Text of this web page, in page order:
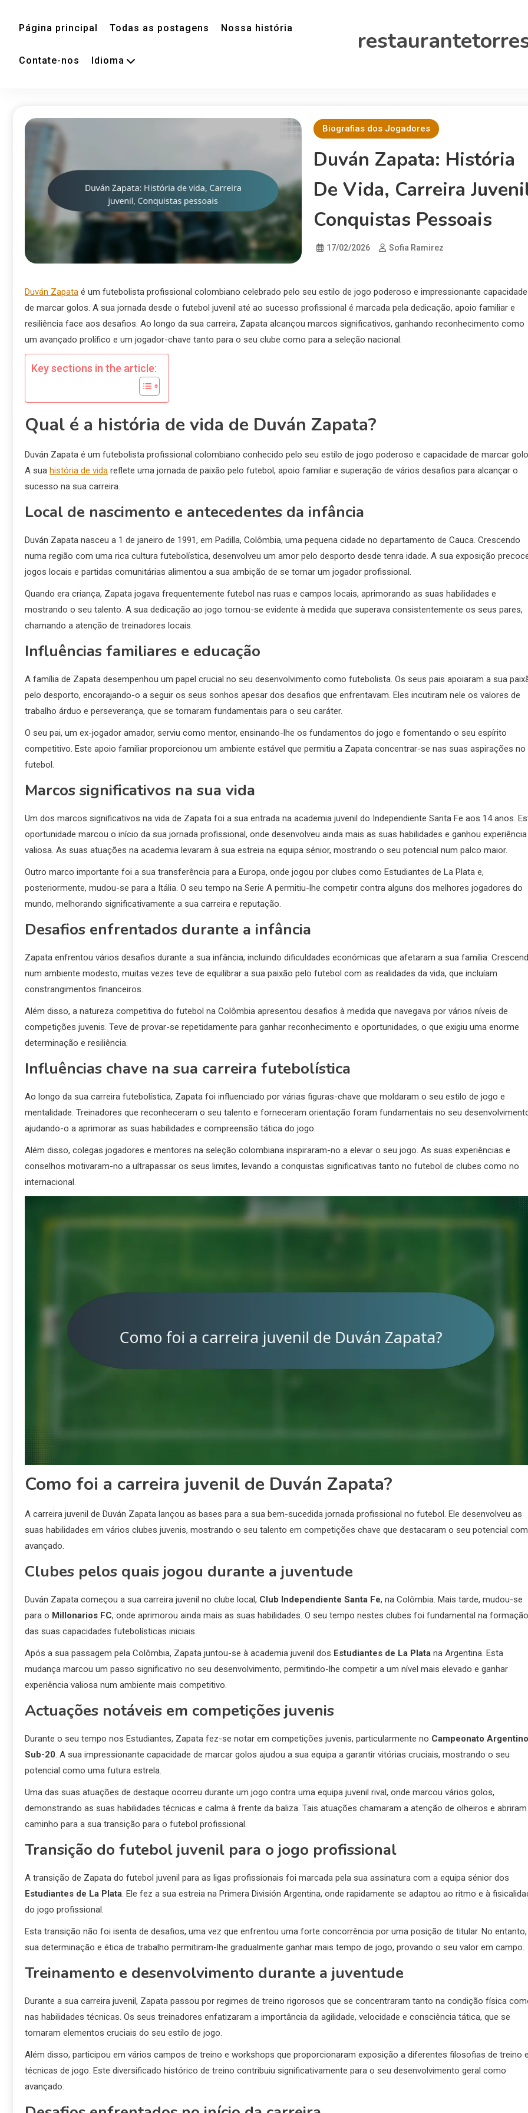
Página principal Todas as postagens Nossa história
Contate-nos Idioma
Biografias dos Jogadores
Duván Zapata: História
De Vida, Carreira
Conquistas Pessoais
17/02/2026 Sofia Ramirez
Duván Zapata é um futebolista profissional colombiano celebrado pelo seu estilo de jogo poderoso e impressionante capacidade
de marcar golos. A sua jornada desde o futebol juvenil até ao sucesso profissional é marcada pela dedicação, apoio familiar e
resiliência face aos desafios. Ao longo da sua carreira, Zapata alcançou marcos significativos, ganhando reconhecimento como
um avançado prolífico e um jogador-chave tanto para o seu clube como para a seleção nacional.
Key sections in the article:
Qual é a história de vida de Duván Zapata?
Duván Zapata é um futebolista profissional colombiano conhecido pelo seu estilo de jogo poderoso e capacidade de marcar
A sua história de vida reflete uma jornada de paixão pelo futebol, apoio familiar e superação de vários desafios para alcançar o
sucesso na sua carreira.
Local de nascimento e antecedentes da infância
Duván Zapata nasceu a 1 de janeiro de 1991, em Padilla, Colômbia, uma pequena cidade no departamento de Cauca. Crescendo
numa região com uma rica cultura futebolística, desenvolveu um amor pelo desporto desde tenra idade. A sua exposição
jogos locais e partidas comunitárias alimentou a sua ambição de se tornar um jogador profissional.
Quando era criança, Zapata jogava frequentemente futebol nas ruas e campos locais, aprimorando as suas habilidades e
mostrando o seu talento. A sua dedicação ao jogo tornou-se evidente à medida que superava consistentemente os seus pares,
chamando a atenção de treinadores locais.
Influências familiares e educação
A família de Zapata desempenhou um papel crucial no seu desenvolvimento como futebolista. Os seus pais apoiaram a sua
pelo desporto, encorajando-o a seguir os seus sonhos apesar dos desafios que enfrentavam. Eles incutiram nele os valores de
trabalho árduo e perseverança, que se tornaram fundamentais para o seu caráter.
O seu pai, um ex-jogador amador, serviu como mentor, ensinando-lhe os fundamentos do jogo e fomentando o seu espírito
competitivo. Este apoio familiar proporcionou um ambiente estável que permitiu a Zapata concentrar-se nas suas aspirações no
futebol.
Marcos significativos na sua vida
Um dos marcos significativos na vida de Zapata foi a sua entrada na academia juvenil do Independiente Santa Fe aos 14 anos.
oportunidade marcou o início da sua jornada profissional, onde desenvolveu ainda mais as suas habilidades e ganhou experiência
valiosa. As suas atuações na academia levaram à sua estreia na equipa sénior, mostrando o seu potencial num palco maior.
Outro marco importante foi a sua transferência para a Europa, onde jogou por clubes como Estudiantes de La Plata e,
posteriormente, mudou-se para a Itália. O seu tempo na Serie A permitiu-lhe competir contra alguns dos melhores jogadores do
mundo, melhorando significativamente a sua carreira e reputação.
Desafios enfrentados durante a infância
Zapata enfrentou vários desafios durante a sua infância, incluindo dificuldades económicas que afetaram a sua família.
num ambiente modesto, muitas vezes teve de equilibrar a sua paixão pelo futebol com as realidades da vida, que incluíam
constrangimentos financeiros.
Além disso, a natureza competitiva do futebol na Colômbia apresentou desafios à medida que navegava por vários níveis de
competições juvenis. Teve de provar-se repetidamente para ganhar reconhecimento e oportunidades, o que exigiu uma enorme
determinação e resiliência.
Influências chave na sua carreira futebolística
Ao longo da sua carreira futebolística, Zapata foi influenciado por várias figuras-chave que moldaram o seu estilo de jogo e
mentalidade. Treinadores que reconheceram o seu talento e forneceram orientação foram fundamentais no seu
ajudando-o a aprimorar as suas habilidades e compreensão tática do jogo.
Além disso, colegas jogadores e mentores na seleção colombiana inspiraram-no a elevar o seu jogo. As suas experiências e
conselhos motivaram-no a ultrapassar os seus limites, levando a conquistas significativas tanto no futebol de clubes como no
internacional.
Como foi a carreira juvenil de Duván Zapata?
A carreira juvenil de Duván Zapata lançou as bases para a sua bem-sucedida jornada profissional no futebol. Ele desenvolveu as
suas habilidades em vários clubes juvenis, mostrando o seu talento em competições chave que destacaram o seu potencial
avançado.
Clubes pelos quais jogou durante a juventude
Duván Zapata começou a sua carreira juvenil no clube local, Club Independiente Santa Fe, na Colômbia. Mais tarde, mudou-se
para o Millonarios FC, onde aprimorou ainda mais as suas habilidades. O seu tempo nestes clubes foi fundamental na formação
das suas capacidades futebolísticas iniciais.
Após a sua passagem pela Colômbia, Zapata juntou-se à academia juvenil dos Estudiantes de La Plata na Argentina. Esta
mudança marcou um passo significativo no seu desenvolvimento, permitindo-lhe competir a um nível mais elevado e ganhar
experiência valiosa num ambiente mais competitivo.
Actuações notáveis em competições juvenis
Durante o seu tempo nos Estudiantes, Zapata fez-se notar em competições juvenis, particularmente no Campeonato Argentino
Sub-20. A sua impressionante capacidade de marcar golos ajudou a sua equipa a garantir vitórias cruciais, mostrando o seu
potencial como uma futura estrela.
Uma das suas atuações de destaque ocorreu durante um jogo contra uma equipa juvenil rival, onde marcou vários golos,
demonstrando as suas habilidades técnicas e calma à frente da baliza. Tais atuações chamaram a atenção de olheiros e abriram
caminho para a sua transição para o futebol profissional.
Transição do futebol juvenil para o jogo profissional
A transição de Zapata do futebol juvenil para as ligas profissionais foi marcada pela sua assinatura com a equipa sénior dos
Estudiantes de La Plata. Ele fez a sua estreia na Primera División Argentina, onde rapidamente se adaptou ao ritmo e à
do jogo profissional.
Esta transição não foi isenta de desafios, uma vez que enfrentou uma forte concorrência por uma posição de titular. No
sua determinação e ética de trabalho permitiram-lhe gradualmente ganhar mais tempo de jogo, provando o seu valor em campo.
Treinamento e desenvolvimento durante a juventude
Durante a sua carreira juvenil, Zapata passou por regimes de treino rigorosos que se concentraram tanto na condição física
nas habilidades técnicas. Os seus treinadores enfatizaram a importância da agilidade, velocidade e consciência tática, que se
tornaram elementos cruciais do seu estilo de jogo.
Além disso, participou em vários campos de treino e workshops que proporcionaram exposição a diferentes filosofias de treino
técnicas de jogo. Este diversificado histórico de treino contribuiu significativamente para o seu desenvolvimento geral como
avançado.